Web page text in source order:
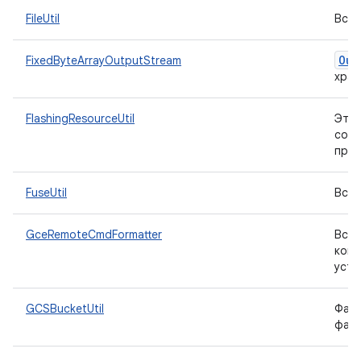
FileUtil
FixedByteArrayOutputStream
FlashingResourceUtil
Эта
FuseUtil
GceRemoteCmdFormatter
GCSBucketUtil